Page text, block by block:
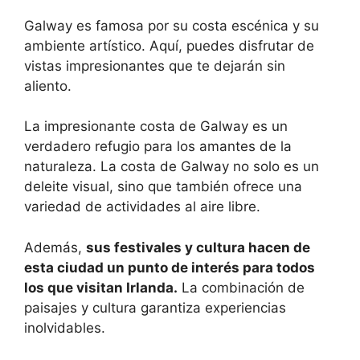
Galway es famosa por su costa escénica y su
ambiente artístico. Aquí, puedes disfrutar de
vistas impresionantes que te dejarán sin
aliento.
La impresionante costa de Galway es un
verdadero refugio para los amantes de la
naturaleza. La costa de Galway no solo es un
deleite visual, sino que también ofrece una
variedad de actividades al aire libre.
Además, sus festivales y cultura hacen de
esta ciudad un punto de interés para todos
los que visitan Irlanda. La combinación de
paisajes y cultura garantiza experiencias
inolvidables.